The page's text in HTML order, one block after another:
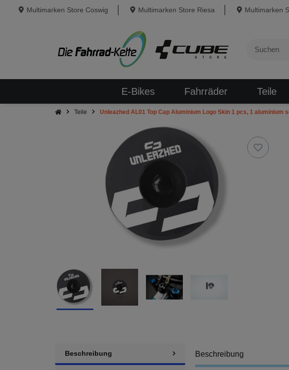
Multimarken Store Coswig Multimarken Store Riesa Multimarken
E-Bikes Fahrräder Teile
Teile Unleazhed AL01 Top Cap Aluminium Logo Skin 1 pcs, 1 aluminium
Beschreibung Beschreibung